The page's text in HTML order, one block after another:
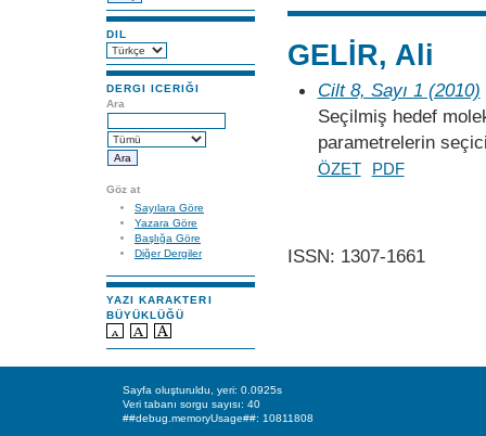
DIL
DERGI ICERIĞI
Ara
Göz at
Sayılara Göre
Yazara Göre
Başlığa Göre
Diğer Dergiler
YAZI KARAKTERI
BÜYÜKLÜĞÜ
GELİR, Ali
Cilt 8, Sayı 1 (2010)
Seçilmiş hedef
parametrelerin
ÖZET PDF
ISSN: 1307-1661
Sayfa oluşturuldu, yeri: 0.0925s
Veri tabanı sorgu sayısı: 40
##debug.memoryUsage##: 10811808